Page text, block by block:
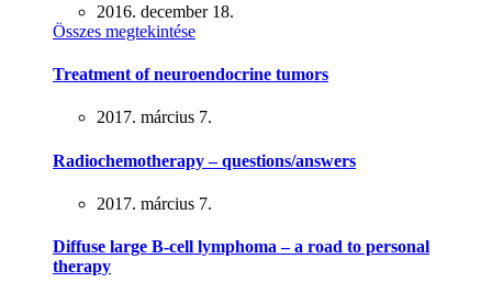
2016. december 18.
Összes megtekintése
Treatment of neuroendocrine tumors
2017. március 7.
Radiochemotherapy – questions/answers
2017. március 7.
Diffuse large B-cell lymphoma – a road to personal
therapy